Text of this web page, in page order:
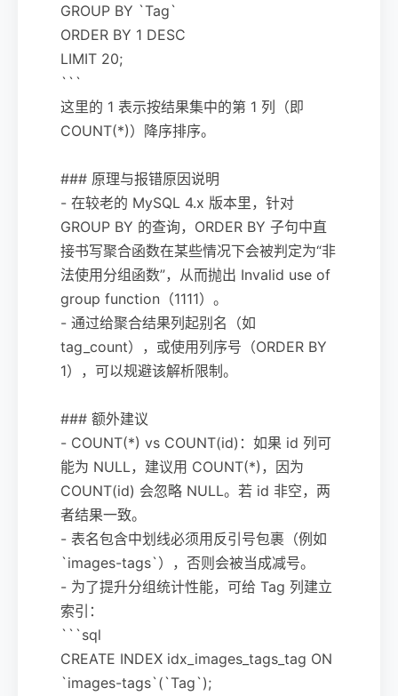
GROUP BY `Tag`
ORDER BY 1 DESC
LIMIT 20;
```
这里的 1 表示按结果集中的第 1 列（即
COUNT(*)）降序排序。
### 原理与报错原因说明
- 在较老的 MySQL 4.x 版本里，针对
GROUP BY 的查询，ORDER BY 子句中直
接书写聚合函数在某些情况下会被判定为“非
法使用分组函数”，从而抛出 Invalid use of
group function（1111）。
- 通过给聚合结果列起别名（如
tag_count），或使用列序号（ORDER BY
1），可以规避该解析限制。
### 额外建议
- COUNT(*) vs COUNT(id)：如果 id 列可
能为 NULL，建议用 COUNT(*)，因为
COUNT(id) 会忽略 NULL。若 id 非空，两
者结果一致。
- 表名包含中划线必须用反引号包裹（例如
`images-tags`），否则会被当成减号。
- 为了提升分组统计性能，可给 Tag 列建立
索引：
```sql
CREATE INDEX idx_images_tags_tag ON
`images-tags`(`Tag`);